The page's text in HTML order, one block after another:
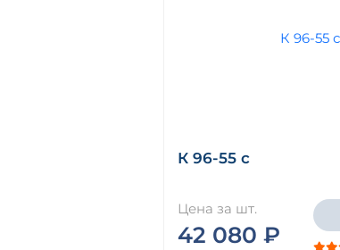
К 96-55 с
Цена за шт.
42 080 ₽